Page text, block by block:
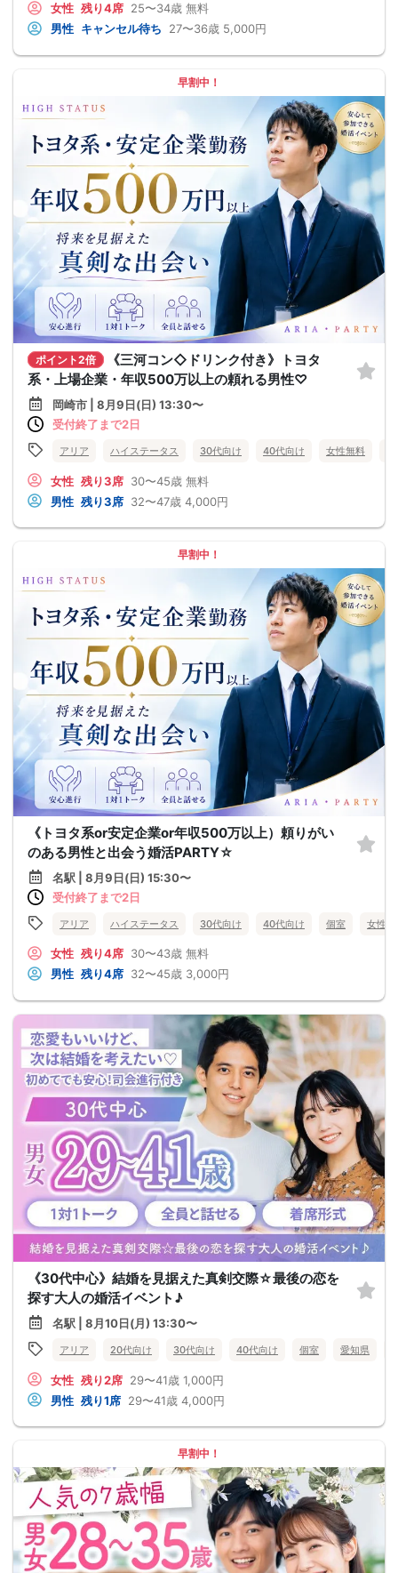
女性 残り4席 25〜34歳 無料
男性 キャンセル待ち 27〜36歳 5,000円
早割中！
ポイント2倍
《三河コン◇ドリンク付き》トヨタ
系・上場企業・年収500万以上の頼れる男性♡
岡崎市 | 8月9日(日) 13:30〜
受付終了まで2日
アリア ハイステータス 30代向け 40代向け 女性無料
女性 残り3席 30〜45歳 無料
男性 残り3席 32〜47歳 4,000円
早割中！
《トヨタ系or安定企業or年収500万以上）頼りがい
のある男性と出会う婚活PARTY☆
名駅 | 8月9日(日) 15:30〜
受付終了まで2日
アリア ハイステータス 30代向け 40代向け 個室 女性
女性 残り4席 30〜43歳 無料
男性 残り4席 32〜45歳 3,000円
《30代中心》結婚を見据えた真剣交際☆最後の恋を
探す大人の婚活イベント♪
名駅 | 8月10日(月) 13:30〜
アリア 20代向け 30代向け 40代向け 個室 愛知県
女性 残り2席 29〜41歳 1,000円
男性 残り1席 29〜41歳 4,000円
早割中！